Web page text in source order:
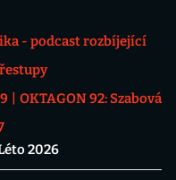
- podcast rozbíjející
OKTAGON 92: Szabová
2026